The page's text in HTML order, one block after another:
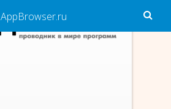
AppBrowser.ru